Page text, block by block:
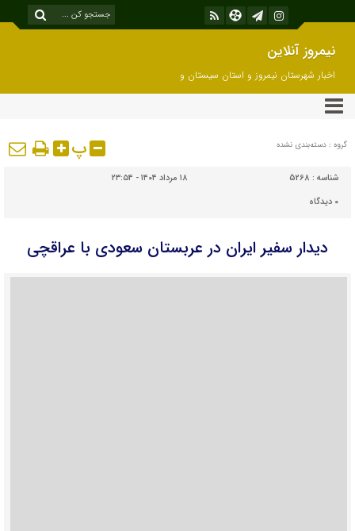
نیمروز آنلاین
اخبار شهرستان نیمروز و استان سیستان و
بلوچستان
گروه : دسته‌بندی نشده پ
شناسه : 5268
۱۸ مرداد ۱۴۰۴ - ۲۳:۵۴
۰ دیدگاه
دیدار سفیر ایران در عربستان سعودی با عراقچی